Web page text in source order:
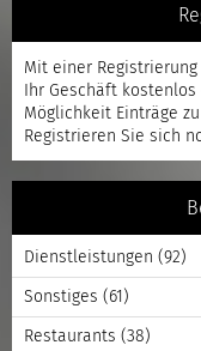
Mit einer Registrierung
Ihr Geschäft
Möglichkeit Einträge
Registrieren Sie sich
Dienstleistungen (92)
Sonstiges (61)
Restaurants (38)